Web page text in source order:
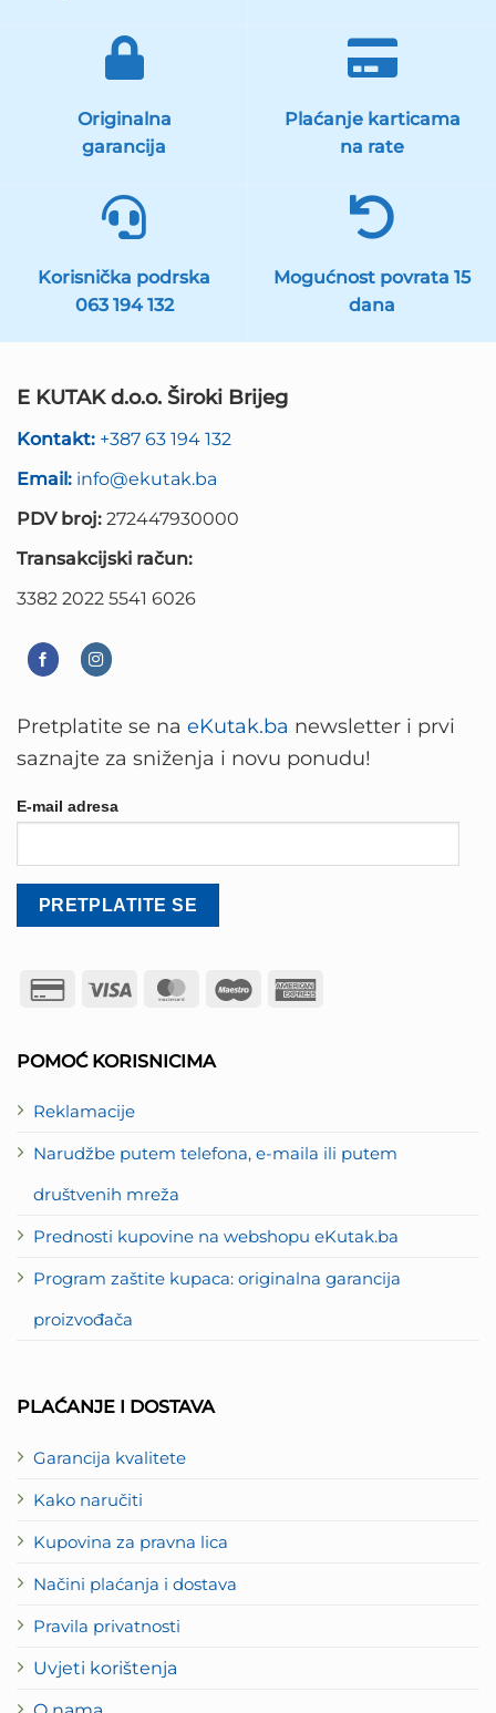
Originalna
garancija
Plaćanje karticama
na rate
Korisnička podrska
063 194 132
Mogućnost povrata 15
dana
E KUTAK d.o.o. Široki Brijeg
Kontakt: +387 63 194 132
Email: info@ekutak.ba
PDV broj: 272447930000
Transakcijski račun:
3382 2022 5541 6026
POMOĆ KORISNICIMA
Reklamacije
Narudžbe putem telefona, e-maila ili putem
društvenih mreža
Prednosti kupovine na webshopu eKutak.ba
Program zaštite kupaca: originalna garancija
proizvođača
PLAĆANJE I DOSTAVA
Garancija kvalitete
Kako naručiti
Kupovina za pravna lica
Načini plaćanja i dostava
Pravila privatnosti
Uvjeti korištenja
Pretplatite se na eKutak.ba newsletter i prvi
saznajte za sniženja i novu ponudu!
E-mail adresa
Credit
Visa MasterCard
Maestro